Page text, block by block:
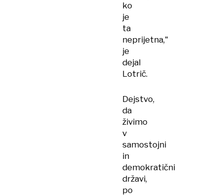
ko
je
ta
neprijetna,"
je
dejal
Lotrič.
Dejstvo,
da
živimo
v
samostojni
in
demokratični
državi,
po